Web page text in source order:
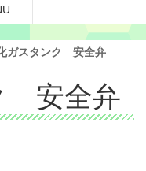
ガスタンク 安全弁
安全弁